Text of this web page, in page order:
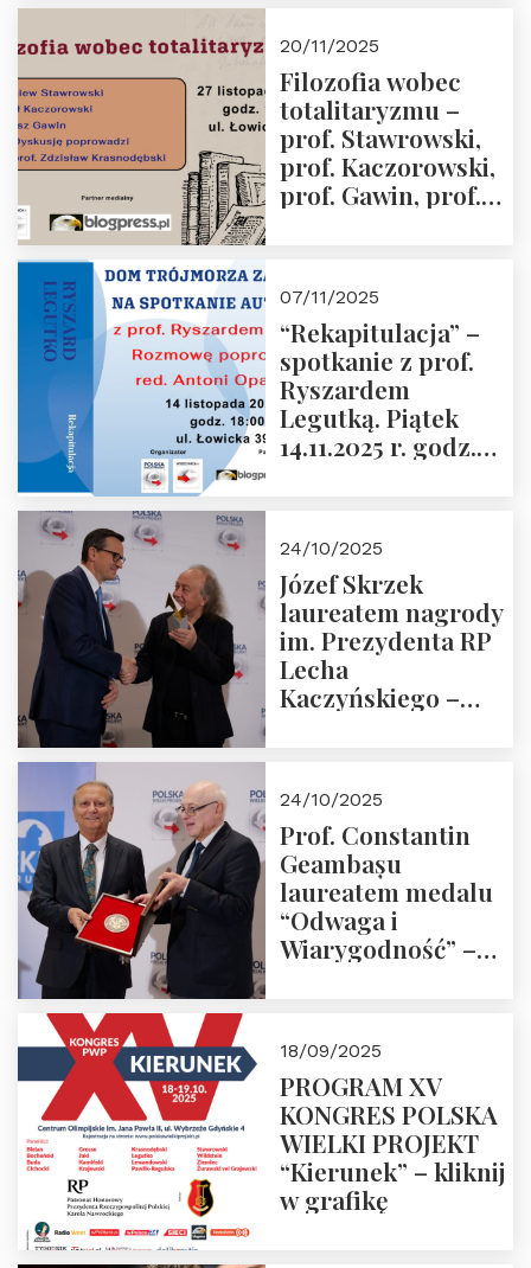
Przemysław
Sobolewski – 4
grudnia 2025 r.
godz. 18:00.
20/11/2025
Filozofia wobec
totalitaryzmu –
prof. Stawrowski,
prof. Kaczorowski,
prof. Gawin, prof.
07/11/2025
“Rekapitulacja” –
spotkanie z prof.
Ryszardem
Legutką. Piątek
14.11.2025 r. godz.
24/10/2025
Józef Skrzek
laureatem nagrody
im. Prezydenta RP
Lecha
Kaczyńskiego –
24/10/2025
Prof. Constantin
Geambașu
laureatem medalu
“Odwaga i
Wiarygodność” –
18/09/2025
PROGRAM XV
KONGRES POLSKA
WIELKI PROJEKT
“Kierunek” – kliknij
w grafikę